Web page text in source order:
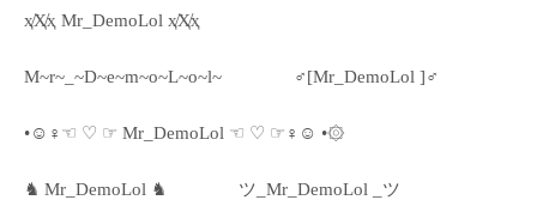
ҳ̸Ҳ̸ҳ Mr_DemoLol ҳ̸Ҳ̸ҳ
M~r~_~D~e~m~o~L~o~l~ ♂[Mr_DemoLol ]♂
•☺♀☜ ♡ ☞ Mr_DemoLol ☜ ♡ ☞♀☺ •۞
♞ Mr_DemoLol ♞ ツ_Mr_DemoLol _ツ